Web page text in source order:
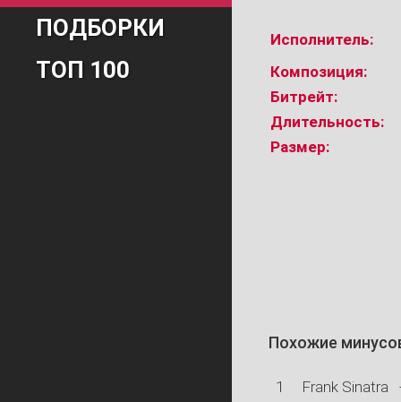
ПОДБОРКИ
ТОП 100
Исполнитель:
Композиция:
Битрейт:
Длительность:
Размер:
Похожие
1 Frank Sinatra